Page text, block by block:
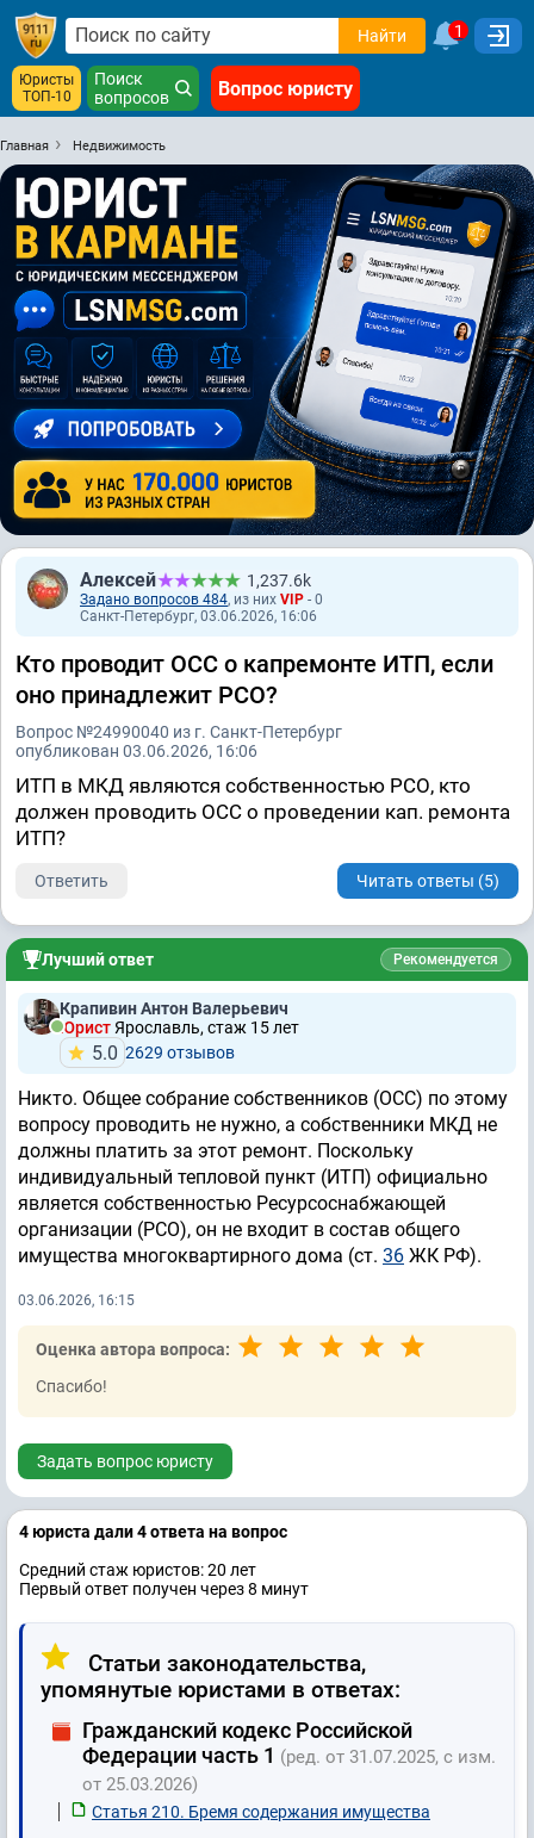
Найти 1
Юристы
ТОП-10
Поиск
вопросов
Вопрос юристу
Главная Недвижимость
Алексей 1,237.6k
Задано вопросов 484, из них VIP - 0
Санкт-Петербург, 03.06.2026, 16:06
Кто проводит ОСС о капремонте ИТП, если
оно принадлежит РСО?
Вопрос №24990040 из г. Санкт-Петербург
опубликован 03.06.2026, 16:06
ИТП в МКД являются собственностью РСО, кто
должен проводить ОСС о проведении кап. ремонта
ИТП?
Ответить Читать ответы (5)
Лучший ответ Рекомендуется
Крапивин Антон Валерьевич
Юрист Ярославль, стаж 15 лет
5.0 2629 отзывов
Никто. Общее собрание собственников (ОСС) по этому
вопросу проводить не нужно, а собственники МКД не
должны платить за этот ремонт. Поскольку
индивидуальный тепловой пункт (ИТП) официально
является собственностью Ресурсоснабжающей
организации (РСО), он не входит в состав общего
имущества многоквартирного дома (ст. 36 ЖК РФ).
03.06.2026, 16:15
Оценка автора вопроса:
Спасибо!
Задать вопрос юристу
4 юристa дали 4 ответa на вопрос
Средний стаж юристов: 20 лет
Первый ответ получен через 8 минут
Статьи законодательства,
упомянутые юристами в ответах:
Гражданский кодекс Российской
Федерации часть 1 (ред. от 31.07.2025, с изм.
от 25.03.2026)
Статья 210. Бремя содержания имущества